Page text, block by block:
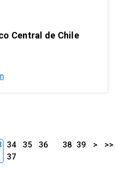
Central de Chile
34 35
36
37
38 39 > >>